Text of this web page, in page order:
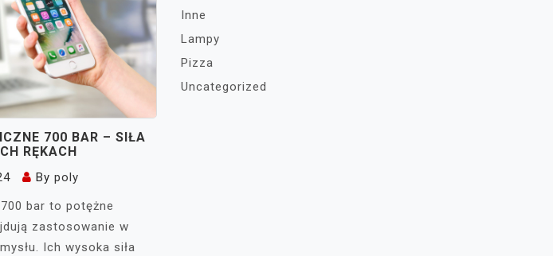
700 BAR – SIŁA
RĘKACH
By poly
bar to potężne
zastosowanie w
Ich wysoka siła
Inne
Lampy
Pizza
Uncategorized